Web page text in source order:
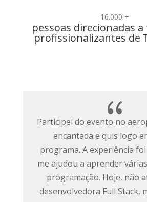
16.000 +
pessoas direcionadas
profissionalizantes de
{
Eu já tinha uma ideia
programação na minha
procurei o programa para
conhecimento com outras
Usei bastante esse
desenvolver meu projeto